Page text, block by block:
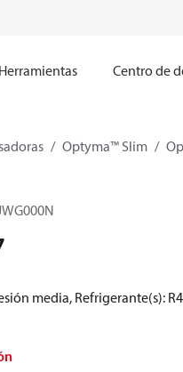
Herramientas Centro de
Optyma™ Slim
media, Refrigerante(s):